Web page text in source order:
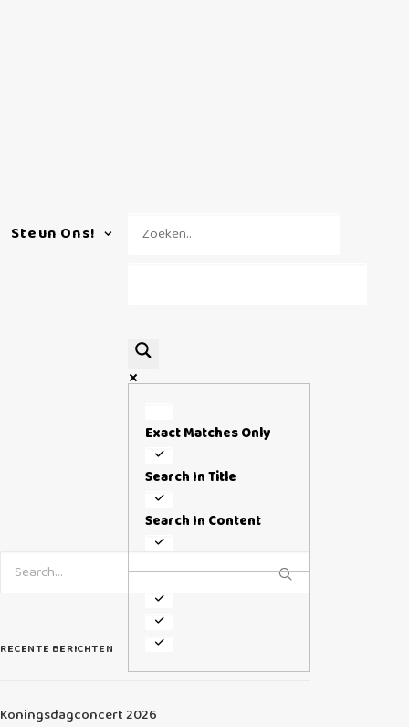
Steun Ons!
Exact Matches Only
Search In Title
Search In Content
RECENTE BERICHTEN
Koningsdagconcert 2026